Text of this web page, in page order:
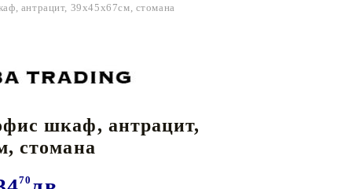
и софтбол
и лакрос
спортно оборудване
антрацит, 39x45x67см, стомана
шкаф, антрацит,
стомана
70